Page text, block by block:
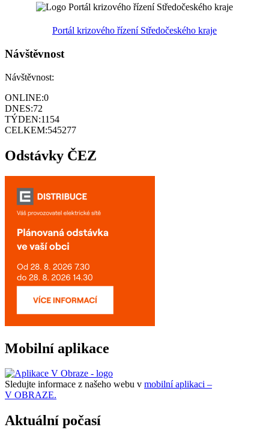
Portál krizového řízení Středočeského kraje
Návštěvnost
Návštěvnost:
ONLINE:0
DNES:72
TÝDEN:1154
CELKEM:545277
Odstávky ČEZ
Mobilní aplikace
Sledujte informace z našeho webu v mobilní aplikaci –
V OBRAZE.
Aktuální počasí